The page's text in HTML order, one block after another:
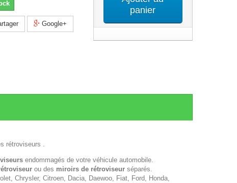
Google+
panier
rétroviseurs .
endommagés de votre véhicule automobile.
ou des miroirs de rétroviseur séparés.
Chrysler, Citroen, Dacia, Daewoo, Fiat, Ford, Honda,